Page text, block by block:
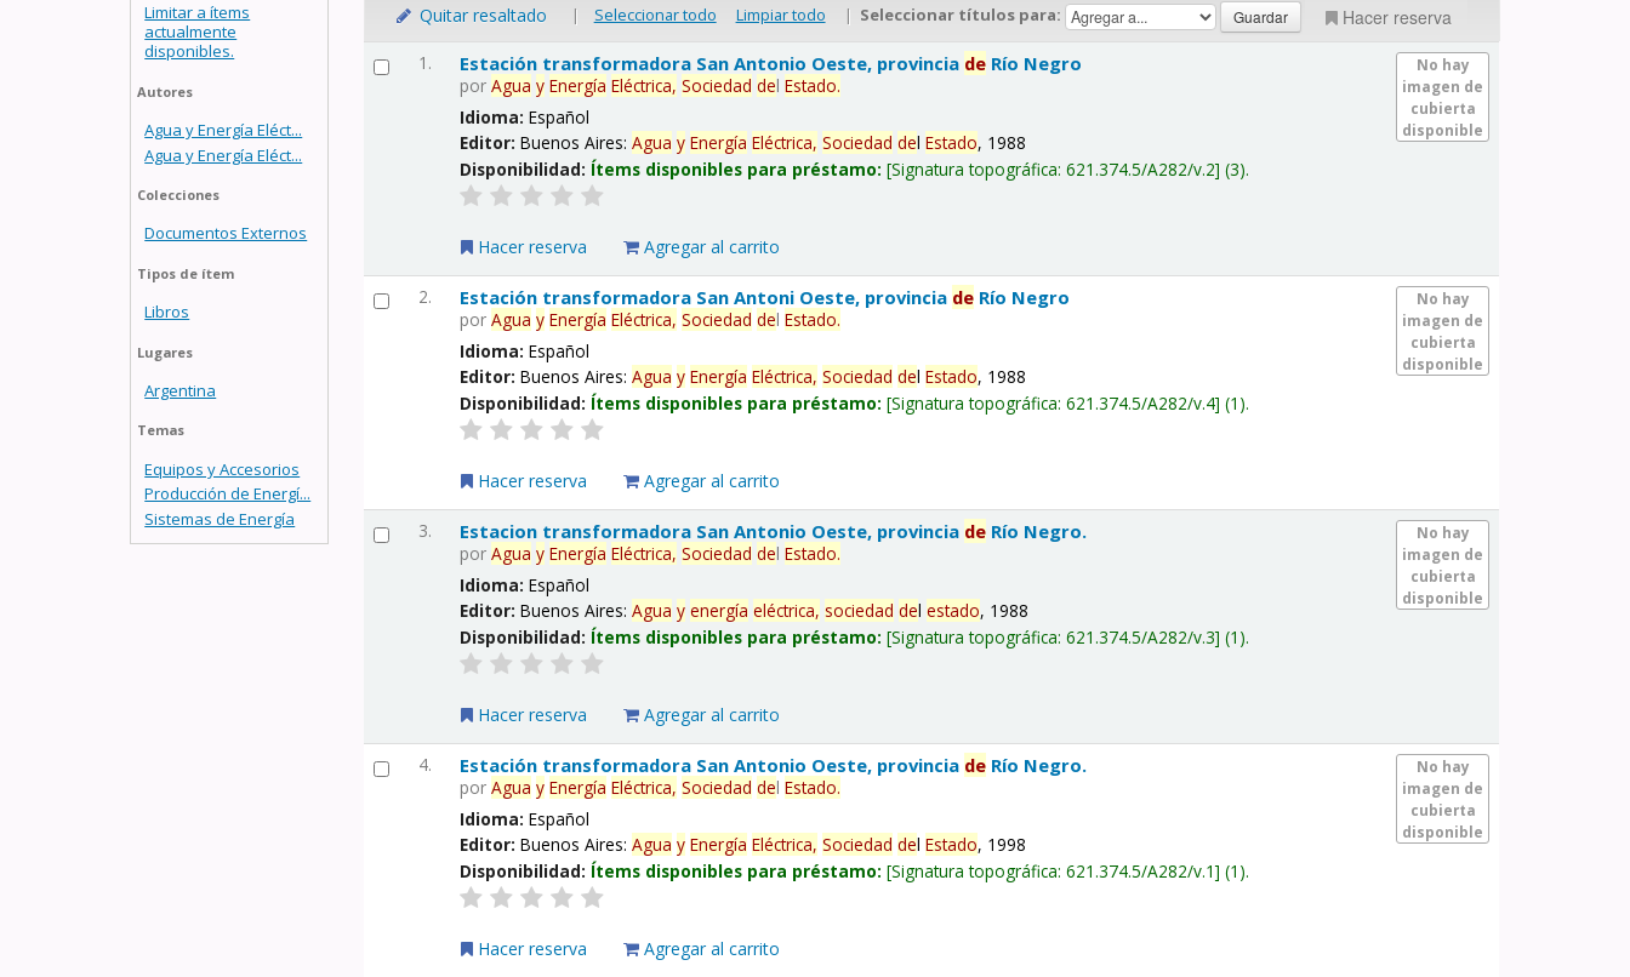
Limitar a ítems
actualmente
disponibles.
Autores
Agua y Energía Eléct...
Agua y Energía Eléct...
Colecciones
Documentos Externos
Tipos de ítem
Libros
Lugares
Argentina
Temas
Equipos y Accesorios
Producción de Energí...
Sistemas de Energía
Quitar resaltado | Seleccionar todo Limpiar todo | Seleccionar títulos para: Hacer reserva
1.
No hay
imagen de
cubierta
disponible
Estación transformadora San Antonio Oeste, provincia de Río Negro
porAgua y Energía Eléctrica, Sociedad delEstado.
Idioma:Español
Editor:Buenos Aires:Agua y Energía Eléctrica, Sociedad delEstado, 1988
Disponibilidad: Ítems disponibles para préstamo: Signatura topográfica:621.374.5/A282/v.2 (3).
Hacer reserva Agregar al carrito
2.
No hay
imagen de
cubierta
disponible
Estación transformadora San Antoni Oeste, provincia de Río Negro
porAgua y Energía Eléctrica, Sociedad delEstado.
Idioma:Español
Editor:Buenos Aires:Agua y Energía Eléctrica, Sociedad delEstado, 1988
Disponibilidad: Ítems disponibles para préstamo: Signatura topográfica:621.374.5/A282/v.4 (1).
Hacer reserva Agregar al carrito
3.
No hay
imagen de
cubierta
disponible
Estacion transformadora San Antonio Oeste, provincia de Río Negro.
porAgua y Energía Eléctrica, Sociedad delEstado.
Idioma:Español
Editor:Buenos Aires:Agua y energía eléctrica, sociedad delestado, 1988
Disponibilidad: Ítems disponibles para préstamo: Signatura topográfica:621.374.5/A282/v.3 (1).
Hacer reserva Agregar al carrito
4.
No hay
imagen de
cubierta
disponible
Estación transformadora San Antonio Oeste, provincia de Río Negro.
porAgua y Energía Eléctrica, Sociedad delEstado.
Idioma:Español
Editor:Buenos Aires:Agua y Energía Eléctrica, Sociedad delEstado, 1998
Disponibilidad: Ítems disponibles para préstamo: Signatura topográfica:621.374.5/A282/v.1 (1).
Hacer reserva Agregar al carrito